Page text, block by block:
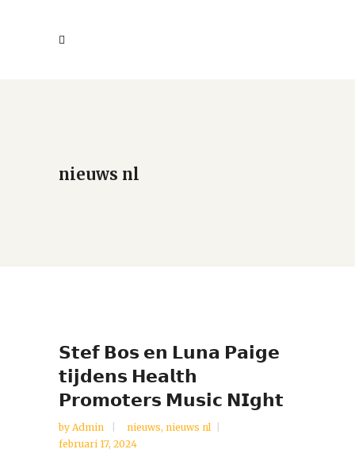
nieuws nl
𝗦𝘁𝗲𝗳 𝗕𝗼𝘀 𝗲𝗻 𝗟𝘂𝗻𝗮 𝗣𝗮𝗶𝗴𝗲
𝘁𝗶𝗷𝗱𝗲𝗻𝘀 𝗛𝗲𝗮𝗹𝘁𝗵
𝗣𝗿𝗼𝗺𝗼𝘁𝗲𝗿𝘀 𝗠𝘂𝘀𝗶𝗰 𝗡𝗜𝗴𝗵𝘁
by Admin nieuws, nieuws nl
februari 17, 2024